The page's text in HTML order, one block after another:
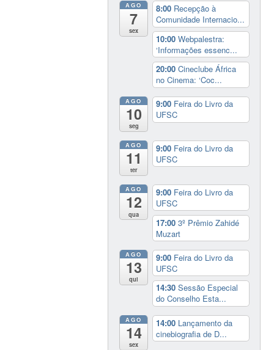
AGO
7
sex
8:00 Recepção à
Comunidade Internacio...
10:00Webpalestra:
‘Informações essenc...
20:00Cineclube África
no Cinema: ‘Coc...
AGO
10
seg
9:00 Feira do Livro da
UFSC
AGO
11
ter
9:00 Feira do Livro da
UFSC
AGO
12
qua
9:00 Feira do Livro da
UFSC
17:003º Prêmio Zahidé
Muzart
AGO
13
qui
9:00 Feira do Livro da
UFSC
14:30Sessão Especial
do Conselho Esta...
AGO
14
sex
14:00 Lançamento da
cinebiografia de D...